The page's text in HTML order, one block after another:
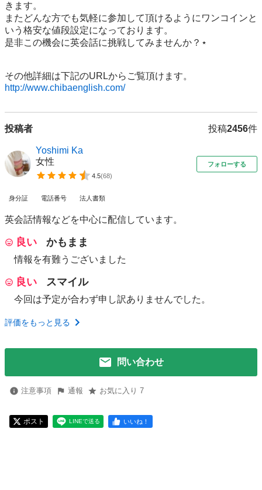
きます。
またどんな方でも気軽に参加して頂けるようにワンコインと
いう格安な値段設定になっております。
是非この機会に英会話に挑戦してみませんか？⋆
http://www.chibaenglish.com/
投稿者 投稿2456件
Yoshimi Ka
女性
4.5(68)
フォローする
身分証 電話番号 法人書類
英会話情報などを中心に配信しています。
良い かもまま
情報を有難うございました
良い スマイル
今回は予定が合わず申し訳ありませんでした。
評価をもっと見る
問い合わせ
注意事項 通報 お気に入り 7
ポスト LINEで送る いいね！